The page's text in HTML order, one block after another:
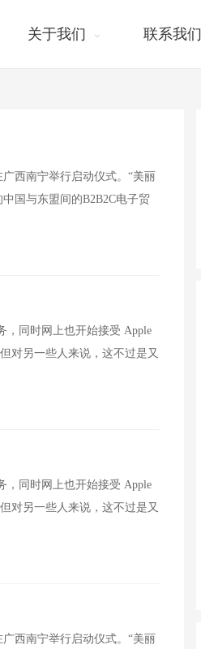
关于我们 联系我们
西南宁举行启动仪式。“美丽
国与东盟间的B2B2C电子贸
，同时网上也开始接受 Apple
对另一些人来说，这不过是又
，同时网上也开始接受 Apple
对另一些人来说，这不过是又
西南宁举行启动仪式。“美丽